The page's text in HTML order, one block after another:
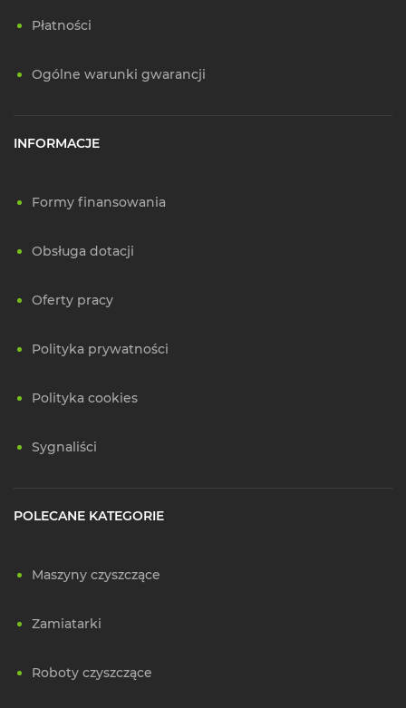
Płatności
Ogólne warunki gwarancji
INFORMACJE
Formy finansowania
Obsługa dotacji
Oferty pracy
Polityka prywatności
Polityka cookies
Sygnaliści
POLECANE KATEGORIE
Maszyny czyszczące
Zamiatarki
Roboty czyszczące